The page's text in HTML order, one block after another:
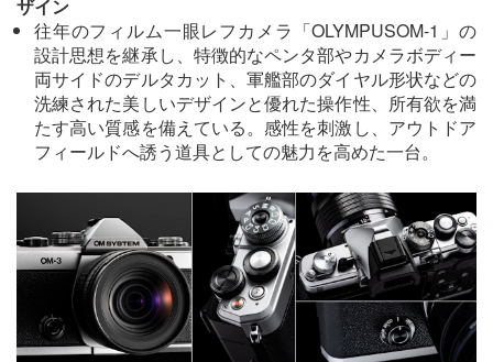
ザイン
往年のフィルム一眼レフカメラ「OLYMPUSOM-1」の
設計思想を継承し、特徴的なペンタ部やカメラボディー
両サイドのデルタカット、軍艦部のダイヤル形状などの
洗練された美しいデザインと優れた操作性、所有欲を満
たす高い質感を備えている。感性を刺激し、アウトドア
フィールドへ誘う道具としての魅力を高めた一台。